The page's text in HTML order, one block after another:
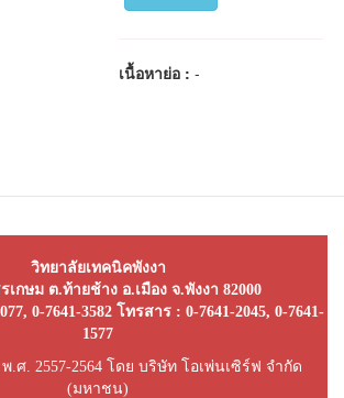
เนื้อหาย่อ :-
วิทยาลัยเทคนิคพังงา
เกษม ต.ท้ายช้าง อ.เมือง จ.พังงา 82000
0-7641-3582 โทรสาร : 0-7641-2045, 0-7641-
1577
ศ. 2557-2564 โดย บริษัท โอเพ่นเซิร์ฟ จำกัด
(มหาชน)